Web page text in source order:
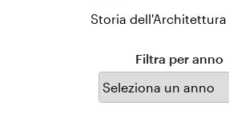
Storia dell'Architettura
Filtra per anno